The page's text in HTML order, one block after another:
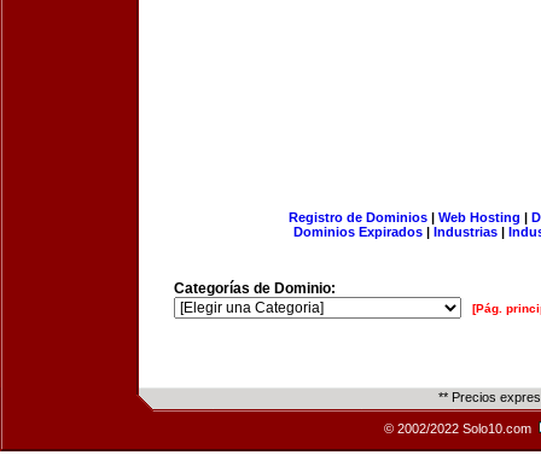
Registro de Dominios| Web Hosting |
Dominios Expirados | Industrias |
Categorías de Dominio:
[Pág.
** Precios
© 2002/2022 Solo10.com